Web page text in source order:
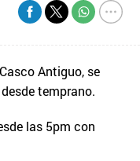
Antiguo, se
temprano.
las 5pm con